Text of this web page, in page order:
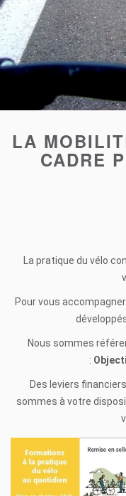
LA
CADRE
La pratique du vélo
Pour vous
Nous sommes
:
Des leviers
sommes à votre